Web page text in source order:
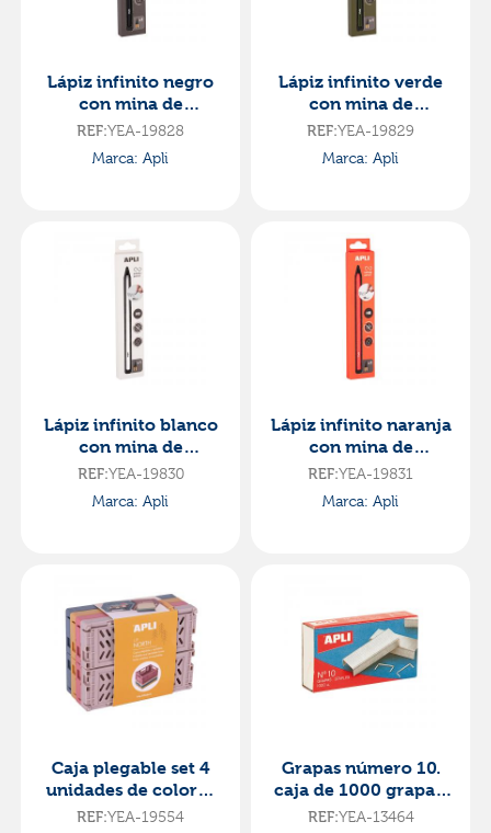
Lápiz infinito negro
con mina de
recambio
REF:YEA-19828
Marca: Apli
Lápiz infinito verde
con mina de
recambio
REF:YEA-19829
Marca: Apli
Lápiz infinito blanco
con mina de
recambio
REF:YEA-19830
Marca: Apli
Lápiz infinito naranja
con mina de
recambio
REF:YEA-19831
Marca: Apli
Caja plegable set 4
unidades de colores
14x10x6cm
REF:YEA-19554
Grapas número 10.
caja de 1000 grapas.
apli.
REF:YEA-13464